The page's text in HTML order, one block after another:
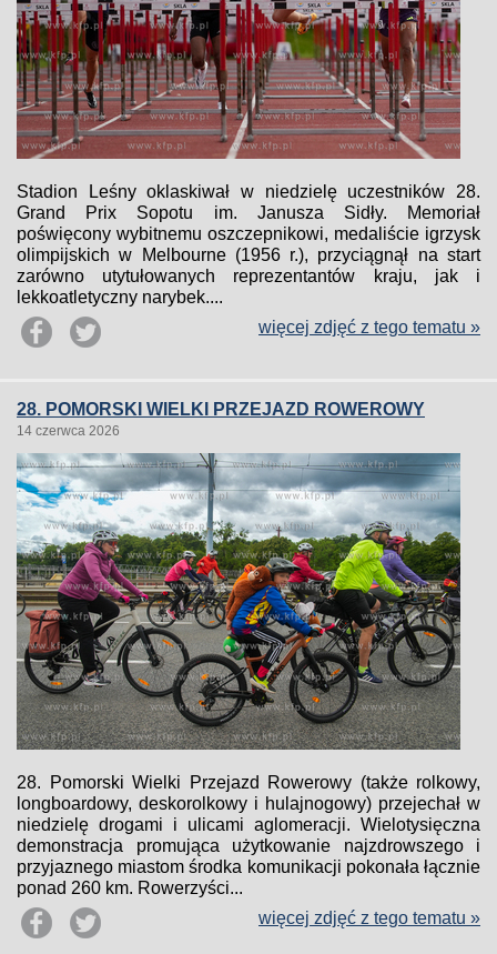
Stadion Leśny oklaskiwał w niedzielę uczestników 28.
Grand Prix Sopotu im. Janusza Sidły. Memoriał
poświęcony wybitnemu oszczepnikowi, medaliście igrzysk
olimpijskich w Melbourne (1956 r.), przyciągnął na start
zarówno utytułowanych reprezentantów kraju, jak i
lekkoatletyczny narybek....
więcej zdjęć z tego tematu »
28. POMORSKI WIELKI PRZEJAZD ROWEROWY
14 czerwca 2026
28. Pomorski Wielki Przejazd Rowerowy (także rolkowy,
longboardowy, deskorolkowy i hulajnogowy) przejechał w
niedzielę drogami i ulicami aglomeracji. Wielotysięczna
demonstracja promująca użytkowanie najzdrowszego i
przyjaznego miastom środka komunikacji pokonała łącznie
ponad 260 km. Rowerzyści...
więcej zdjęć z tego tematu »